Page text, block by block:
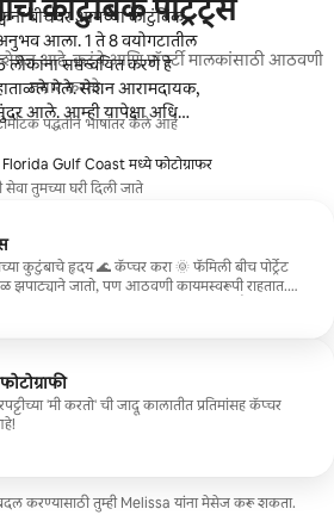
कौटुंबिक पोर्ट्रेट्स
आहे, कुटुंबे आणि प्रॉपर्टी मालकांसाठी आठवणी
तयार करतो.
पद्धतीने भाषांतर केले आहे
Gulf Coast मध्ये फोटोग्राफर
सेवा तुमच्या घरी दिली जाते
कुटुंबाचे हृदय 🌊 कॅप्चर करा 🌞 फॅमिली बीच पोर्ट्रेट
उत्सव तुमच्या आवडत्या
लोकेशनवर 📍 शॉट करा 📅 मर्यादित समर सेशन्स उपलब्ध
संपर्क साधा
'मी करतो' ची जादू कालातीत प्रतिमांसह कॅप्चर
करण्यासाठी तुम्ही Melissa यांना मेसेज करू शकता.
बीचवर आमच्या कौटुंबिक
आला. 1 ते 8 वयोगटातील
समन्वयित करणे हे
गेले. सेशन आरामदायक,
आले. आम्ही यापेक्षा अधिक
होती!